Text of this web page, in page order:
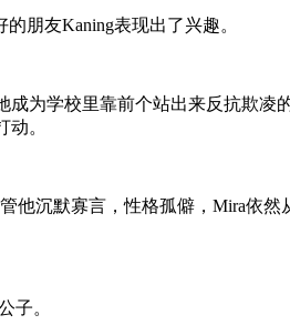
朋友Kaning表现出了兴趣。
为学校里靠前个站出来反抗欺凌
。
他沉默寡言，性格孤僻，Mira依
子。